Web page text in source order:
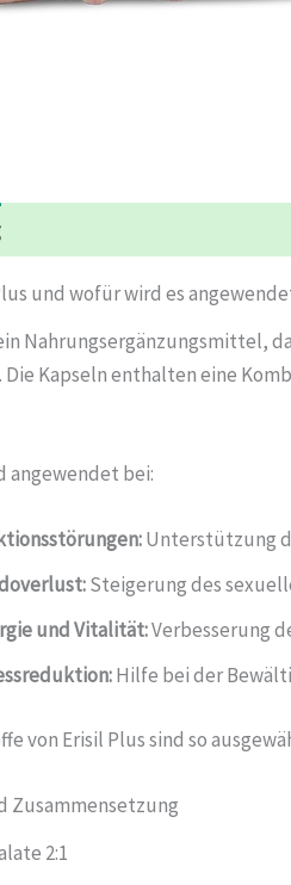
und wofür wird es
Nahrungsergänzungsmittel,
Kapseln enthalten eine
angewendet bei:
Unterstützung
Steigerung des
und Vitalität:Verbesserung
Hilfe bei der
von Erisil Plus sind so
Zusammensetzung
2:1